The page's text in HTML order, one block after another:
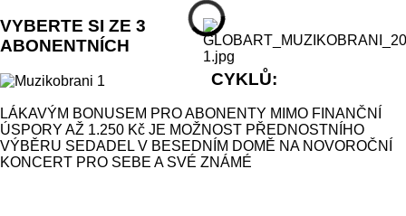
VYBERTE SI ZE 3
ABONENTNÍCH
CYKLŮ:
LÁKAVÝM BONUSEM PRO ABONENTY MIMO FINANČNÍ
ÚSPORY AŽ 1.250 Kč JE MOŽNOST PŘEDNOSTNÍHO
VÝBĚRU SEDADEL V BESEDNÍM DOMĚ NA NOVOROČNÍ
KONCERT PRO SEBE A SVÉ ZNÁMÉ